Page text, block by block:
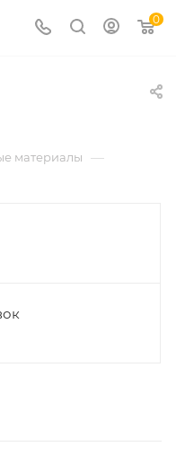
0
материалы —